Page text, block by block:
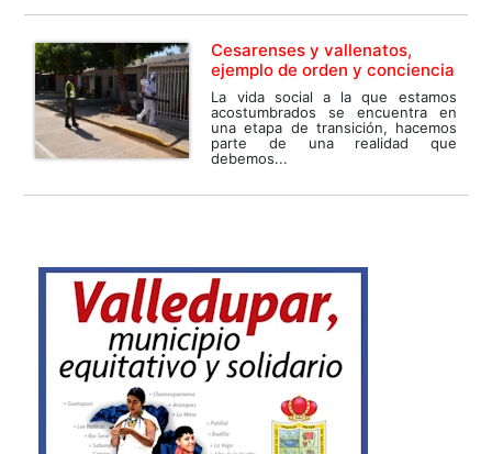
Cesarenses y vallenatos,
ejemplo de orden y conciencia
La vida social a la que estamos
acostumbrados se encuentra en
una etapa de transición, hacemos
parte de una realidad que
debemos...